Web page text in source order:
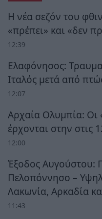
Η νέα σεζόν του
«πρέπει» και «δεν
12:39
Ελαφόνησος:
Ιταλός μετά από
12:07
Αρχαία Ολυμπία: Οι
έρχονται στην στις
12:00
Έξοδος Αυγούστου:
Πελοπόννησο –
Λακωνία, Αρκαδία
11:43